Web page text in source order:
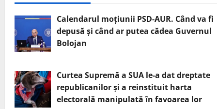
Calendarul moțiunii PSD-AUR. Când va fi
depusă și când ar putea cădea Guvernul
Bolojan
Curtea Supremă a SUA le-a dat dreptate
republicanilor și a reinstituit harta
electorală manipulată în favoarea lor